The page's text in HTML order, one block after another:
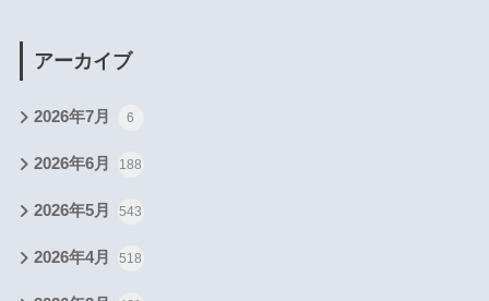
アーカイブ
2026年7月 6
2026年6月 188
2026年5月 543
2026年4月 518